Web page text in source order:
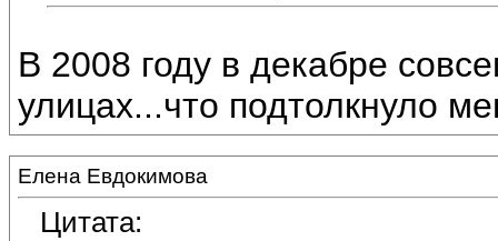
В 2008 году в декабре
улицах...что подтолкнуло
Елена Евдокимова
Цитата: